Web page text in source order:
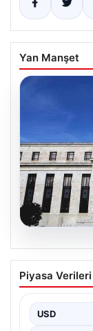
Yan Manşet
06.08.2026
Fed faizi
{ “title”:
Piyasa Verileri
USD